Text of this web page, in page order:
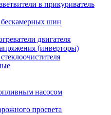
в прикуриватель
шин
двигателя
(инверторы)
насосом
просвета